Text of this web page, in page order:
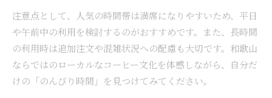
注意点として、人気の時間帯は満席になりやすいため、平日
や午前中の利用を検討するのがおすすめです。また、長時間
の利用時は追加注文や混雑状況への配慮も大切です。和歌山
ならではのローカルなコーヒー文化を体感しながら、自分だ
けの「のんびり時間」を見つけてみてください。